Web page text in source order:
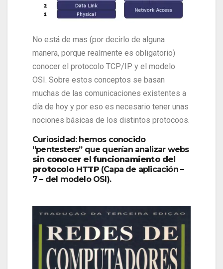
No está de mas (por decirlo de alguna
manera, porque realmente es obligatorio)
conocer el protocolo TCP/IP y el modelo
OSI. Sobre estos conceptos se basan
muchas de las comunicaciones existentes a
día de hoy y por eso es necesario tener unas
nociones básicas de los distintos protocoos.
Curiosidad: hemos conocido
“pentesters” que querían analizar webs
sin conocer el funcionamiento del
protocolo HTTP (Capa de aplicación –
7 – del modelo OSI).